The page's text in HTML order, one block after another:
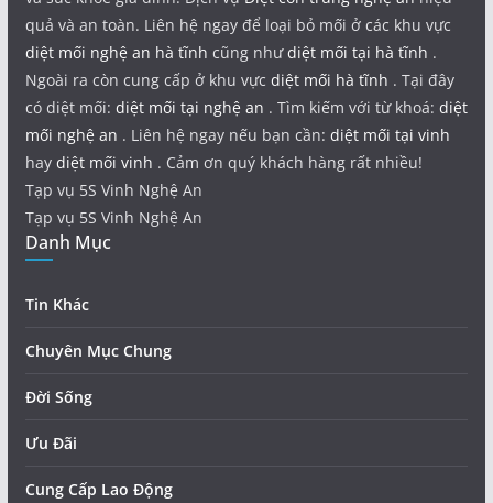
quả và an toàn. Liên hệ ngay để loại bỏ mối ở các khu vực
diệt mối nghệ an hà tĩnh cũng nhưdiệt mối tại hà tĩnh .
Ngoài ra còn cung cấp ở khu vực diệt mối hà tĩnh . Tại đây
có diệt mối: diệt mối tại nghệ an . Tìm kiếm với từ khoá: diệt
mối nghệ an . Liên hệ ngay nếu bạn cần: diệt mối tại vinh
hay diệt mối vinh . Cảm ơn quý khách hàng rất nhiều!
Tạp vụ 5S Vinh Nghệ An
Tạp vụ 5S Vinh Nghệ An
Danh Mục
Tin Khác
Chuyên Mục Chung
Đời Sống
Ưu Đãi
Cung Cấp Lao Động